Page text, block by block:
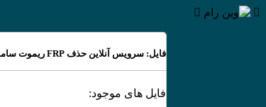
فایل: سرویس آنلاین حذف FRP ریموت سامسونگ
فایل های موجود: